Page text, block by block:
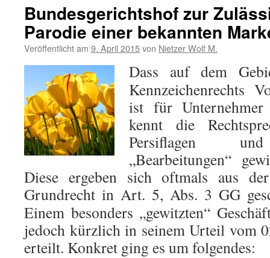
Bundesgerichtshof zur
Parodie einer bekannten
Veröffentlicht am 9. April 2015von Nietzer Wolf M.
Dass auf dem
Kennzeichenrechts
ist für
kennt die
Persiflagen und
„Bearbeitungen“
Diese ergeben sich oftmals aus
Grundrecht in Art. 5, Abs. 3 GG
Einem besonders „gewitzten“
jedoch kürzlich in seinem Urteil vom
erteilt. Konkret ging es um folgendes: